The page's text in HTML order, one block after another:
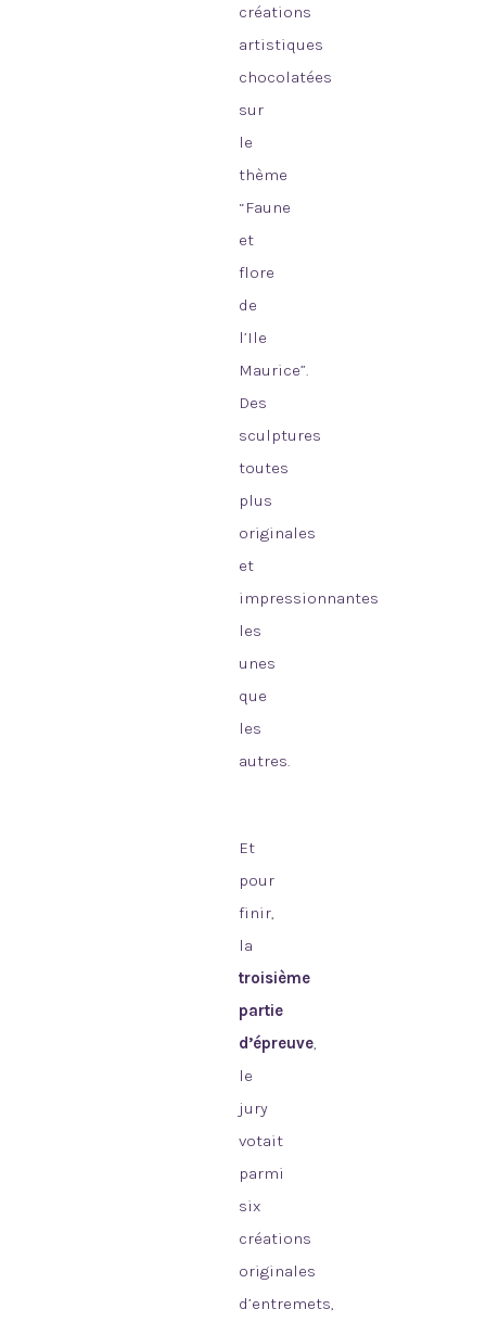
créations
artistiques
chocolatées
sur
le
thème
“Faune
et
flore
de
l’Ile
Maurice”.
Des
sculptures
toutes
plus
originales
et
impressionnantes
les
unes
que
les
autres.
Et
pour
finir,
la
troisième
partie
d’épreuve,
le
jury
votait
parmi
six
créations
originales
d’entremets,